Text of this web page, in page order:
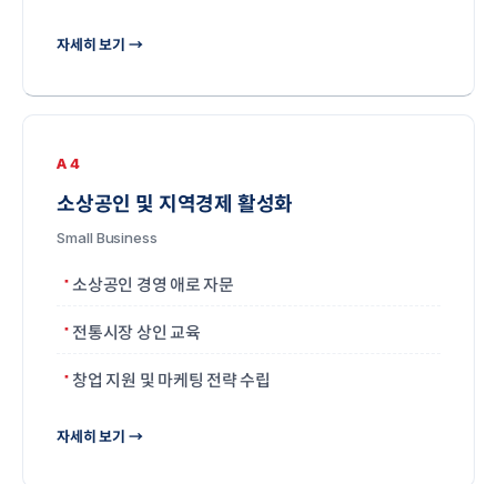
자세히 보기 →
A4
소상공인 및 지역경제 활성화
Small Business
소상공인 경영 애로 자문
전통시장 상인 교육
창업 지원 및 마케팅 전략 수립
자세히 보기 →